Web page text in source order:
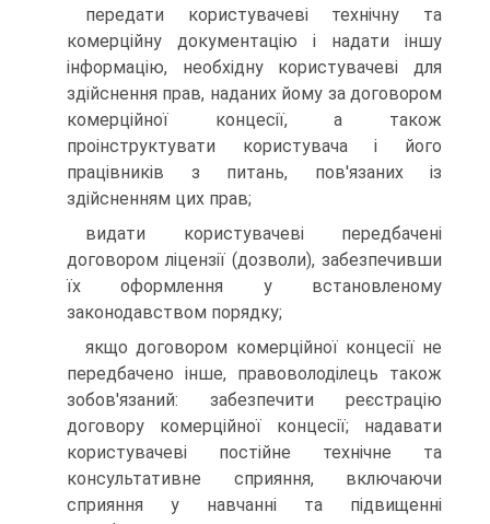
передати користувачеві технічну та
комерційну документацію і надати іншу
інформацію, необхідну користувачеві для
здійснення прав, наданих йому за договором
комерційної концесії, а також
проінструктувати користувача і його
працівників з питань, пов'язаних із
здійсненням цих прав;
видати користувачеві передбачені
договором ліцензії (дозволи), забезпечивши
їх оформлення у встановленому
законодавством порядку;
якщо договором комерційної концесії не
передбачено інше, правоволоділець також
зобов'язаний: забезпечити реєстрацію
договору комерційної концесії; надавати
користувачеві постійне технічне та
консультативне сприяння, включаючи
сприяння у навчанні та підвищенні